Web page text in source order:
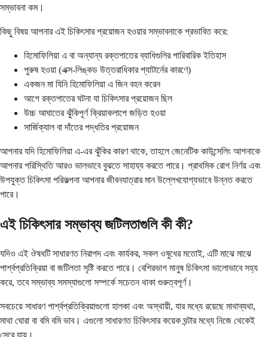
সম্ভাবনা কম।
কিছু বিষয় আপনার এই চিকিৎসার প্রয়োজন হওয়ার সম্ভাবনাকে প্রভাবিত করে:
হিমোফিলিয়া এ বা অন্যান্য রক্তপাতের ব্যাধিগুলির পারিবারিক ইতিহাস
পুরুষ হওয়া (এক্স-লিঙ্কড উত্তরাধিকার প্যাটার্নের কারণে)
একজন মা যিনি হিমোফিলিয়া এ জিন বহন করেন
আগে রক্তপাতের ঘটনা যা চিকিৎসার প্রয়োজন ছিল
উচ্চ আঘাতের ঝুঁকিপূর্ণ ক্রিয়াকলাপে জড়িত হওয়া
সার্জিক্যাল বা দাঁতের পদ্ধতির প্রয়োজন
আপনার যদি হিমোফিলিয়া এ-এর ঝুঁকির কারণ থাকে, তাহলে জেনেটিক কাউন্সেলিং আপনাকে
আপনার পরিস্থিতি আরও ভালভাবে বুঝতে সাহায্য করতে পারে। প্রাথমিক রোগ নির্ণয় এবং
উপযুক্ত চিকিৎসা পরিকল্পনা আপনার জীবনযাত্রার মান উল্লেখযোগ্যভাবে উন্নত করতে
পারে।
এই চিকিৎসার সম্ভাব্য জটিলতাগুলি কী কী?
যদিও এই ঔষধটি সাধারণত নিরাপদ এবং কার্যকর, সকল ওষুধের মতোই, এটি মাঝে মাঝে
পার্শ্বপ্রতিক্রিয়া বা জটিলতা সৃষ্টি করতে পারে। বেশিরভাগ মানুষ চিকিৎসা ভালোভাবে সহ্য
করে, তবে সম্ভাব্য সমস্যাগুলো সম্পর্কে সচেতন থাকা গুরুত্বপূর্ণ।
সবচেয়ে সাধারণ পার্শ্বপ্রতিক্রিয়াগুলো হালকা এবং অস্থায়ী, যার মধ্যে রয়েছে মাথাব্যথা,
মাথা ঘোরা বা বমি বমি ভাব। এগুলো সাধারণত চিকিৎসার কয়েক ঘন্টার মধ্যে নিজে থেকেই